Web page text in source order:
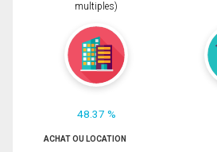
multiples)
48.37 %
ACHAT OU LOCATION